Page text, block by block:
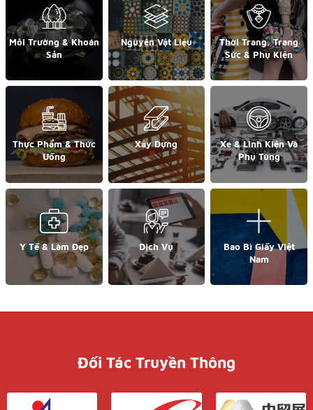
Môi Trường & Khoán
Sản
Nguyên Vật Liệu
Thời Trang, Trang
Sức & Phụ Kiện
Thực Phẩm & Thức
Uống
Xây Dựng
Xe & Linh Kiện Và
Phụ Tùng
Y Tế & Làm Đẹp Dịch Vụ
Bao Bì Giấy Việt
Nam
Đối Tác Truyền Thông